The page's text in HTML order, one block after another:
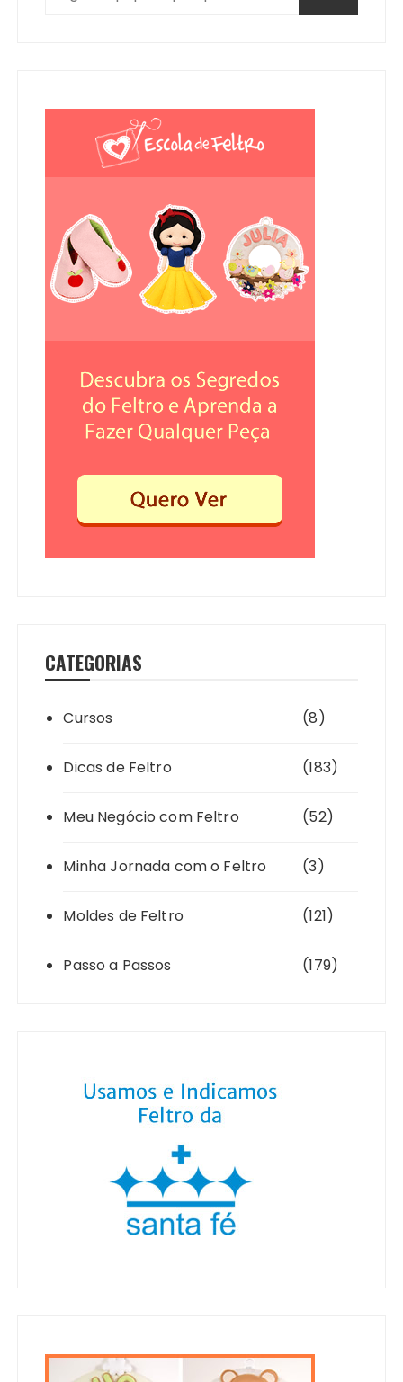
CATEGORIAS
Cursos (8)
Dicas de Feltro (183)
Meu Negócio com Feltro (52)
Minha Jornada com o Feltro (3)
Moldes de Feltro (121)
Passo a Passos (179)